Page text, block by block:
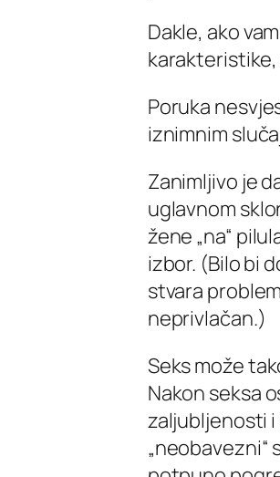
Dakle, ako
Poruka
iznimnim
Zanimljivo je
uglavnom
žene „na“
izbor. (Bilo bi
stvara
neprivlačan.)
Seks može
Nakon seksa
zaljubljenosti